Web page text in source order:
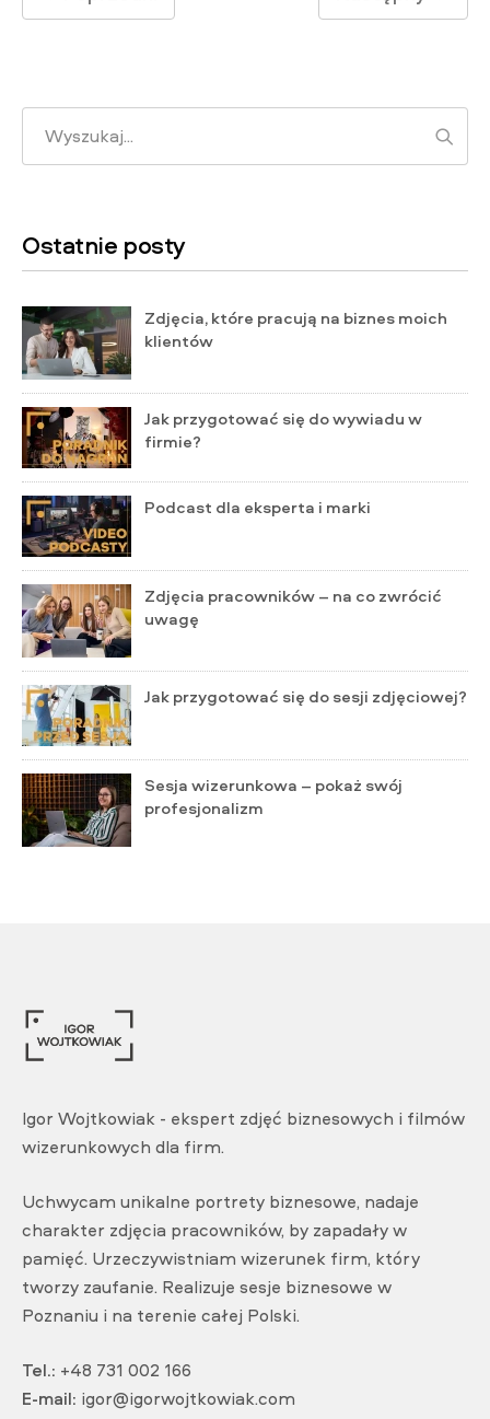
Ostatnie posty
Zdjęcia, które pracują na biznes moich
klientów
Jak przygotować się do wywiadu w
firmie?
Podcast dla eksperta i marki
Zdjęcia pracowników – na co zwrócić
uwagę
Jak przygotować się do sesji zdjęciowej?
Sesja wizerunkowa – pokaż swój
profesjonalizm
Igor Wojtkowiak - ekspert zdjęć biznesowych i filmów
wizerunkowych dla firm.
Uchwycam unikalne portrety biznesowe, nadaje
charakter zdjęcia pracowników, by zapadały w
pamięć. Urzeczywistniam wizerunek firm, który
tworzy zaufanie. Realizuje sesje biznesowe w
Poznaniu i na terenie całej Polski.
Tel.: +48 731 002 166
E-mail: igor@igorwojtkowiak.com